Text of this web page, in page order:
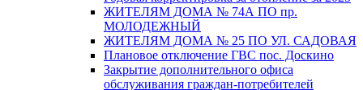
ЖИТЕЛЯМ ДОМА № 74А ПО пр.
МОЛОДЕЖНЫЙ
ЖИТЕЛЯМ ДОМА № 25 ПО УЛ. САДОВАЯ
Плановое отключение ГВС пос. Доскино
Закрытие дополнительного офиса
обслуживания граждан-потребителей